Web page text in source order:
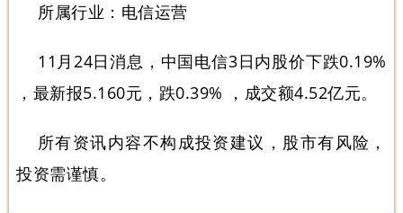
所属行业：电信运营
11月24日消息，中国电信3日内股价下跌0.19%
，最新报5.160元，跌0.39% ，成交额4.52亿元。
所有资讯内容不构成投资建议，股市有风险，
投资需谨慎。